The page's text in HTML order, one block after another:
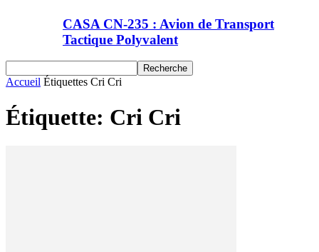
CASA CN-235 : Avion de Transport
Tactique Polyvalent
Accueil Étiquettes Cri Cri
Étiquette: Cri Cri